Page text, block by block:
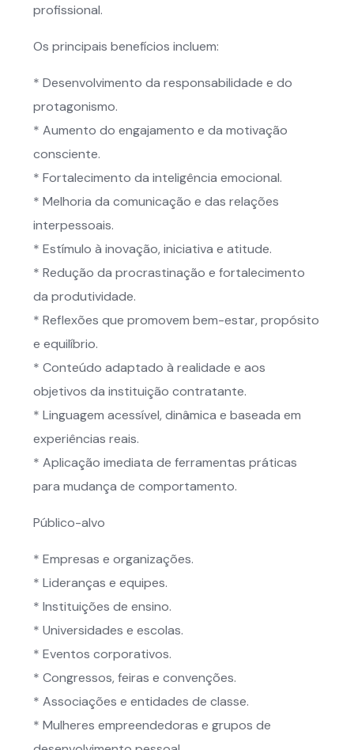
profissional.
Os principais benefícios incluem:
* Desenvolvimento da responsabilidade e do
protagonismo.
* Aumento do engajamento e da motivação
consciente.
* Fortalecimento da inteligência emocional.
* Melhoria da comunicação e das relações
interpessoais.
* Estímulo à inovação, iniciativa e atitude.
* Redução da procrastinação e fortalecimento
da produtividade.
* Reflexões que promovem bem-estar, propósito
e equilíbrio.
* Conteúdo adaptado à realidade e aos
objetivos da instituição contratante.
* Linguagem acessível, dinâmica e baseada em
experiências reais.
* Aplicação imediata de ferramentas práticas
para mudança de comportamento.
Público-alvo
* Empresas e organizações.
* Lideranças e equipes.
* Instituições de ensino.
* Universidades e escolas.
* Eventos corporativos.
* Congressos, feiras e convenções.
* Associações e entidades de classe.
* Mulheres empreendedoras e grupos de